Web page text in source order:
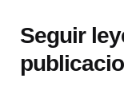
Seguir